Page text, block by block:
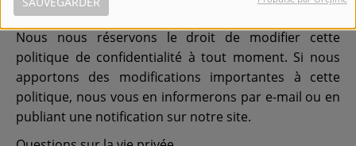
Modifications de cette politique de confidentialité
Nous nous réservons le droit de modifier cette
politique de confidentialité à tout moment. Si nous
apportons des modifications importantes à cette
politique, nous vous en informerons par e-mail ou en
publiant une notification sur notre site.